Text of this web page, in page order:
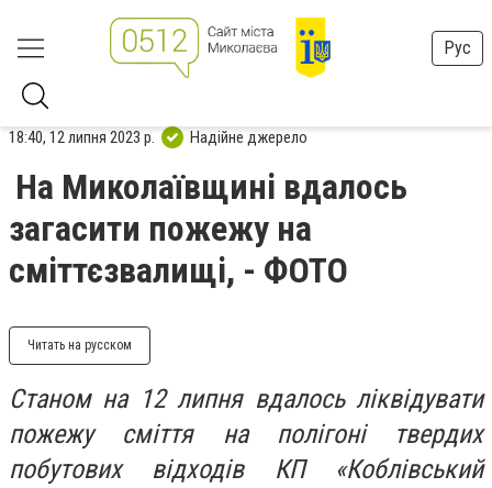
Рус
18:40, 12 липня 2023 р. Надійне джерело
На Миколаївщині вдалось
загасити пожежу на
сміттєзвалищі, - ФОТО
Читать на русском
Станом на 12 липня вдалось ліквідувати
пожежу сміття на полігоні твердих
побутових відходів КП «Коблівський